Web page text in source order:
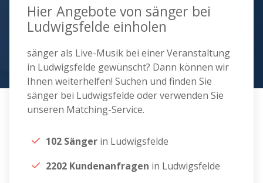
Hier Angebote von sänger bei
Ludwigsfelde einholen
sänger als Live-Musik bei einer Veranstaltung
in Ludwigsfelde gewünscht? Dann können wir
Ihnen weiterhelfen! Suchen und finden Sie
sänger bei Ludwigsfelde oder verwenden Sie
unseren Matching-Service.
102 Sänger in Ludwigsfelde
2202 Kundenanfragen in Ludwigsfelde